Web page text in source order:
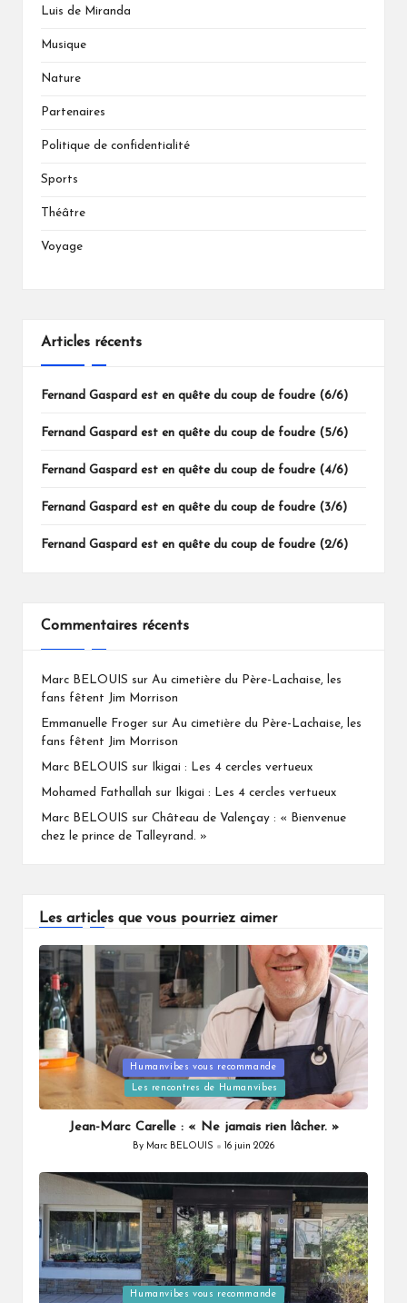
Luis de Miranda
Musique
Nature
Partenaires
Politique de confidentialité
Sports
Théâtre
Voyage
Articles récents
Fernand Gaspard est en quête du coup de foudre (6/6)
Fernand Gaspard est en quête du coup de foudre (5/6)
Fernand Gaspard est en quête du coup de foudre (4/6)
Fernand Gaspard est en quête du coup de foudre (3/6)
Fernand Gaspard est en quête du coup de foudre (2/6)
Commentaires récents
Marc BELOUIS sur Au cimetière du Père-Lachaise, les
fans fêtent Jim Morrison
Emmanuelle Froger sur Au cimetière du Père-Lachaise, les
fans fêtent Jim Morrison
Marc BELOUIS sur Ikigai : Les 4 cercles vertueux
Mohamed Fathallah sur Ikigai : Les 4 cercles vertueux
Marc BELOUIS sur Château de Valençay : « Bienvenue
chez le prince de Talleyrand. »
Les articles que vous pourriez aimer
Posted
Humanvibes vous recommande
Les rencontres de Humanvibes
Jean-Marc Carelle : « Ne jamais rien lâcher. »
Posted
By Marc BELOUIS 16 juin 2026
Posted
Humanvibes vous recommande